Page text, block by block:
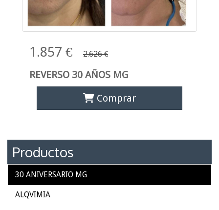
1.857 € 2.626 €
REVERSO 30 AÑOS MG
Comprar
Productos
30 ANIVERSARIO MG
ALQVIMIA